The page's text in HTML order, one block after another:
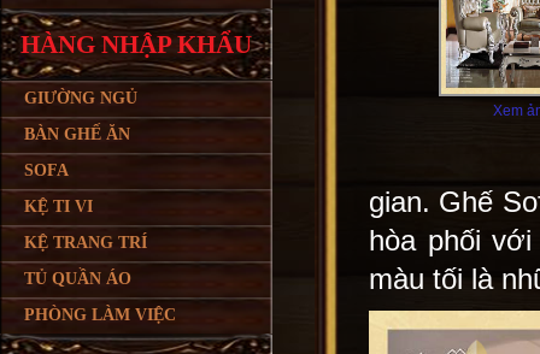
HÀNG NHẬP KHẨU
GIƯỜNG NGỦ
BÀN GHẾ ĂN
SOFA
KỆ TI VI
KỆ TRANG TRÍ
TỦ QUẦN ÁO
PHÒNG LÀM VIỆC
Xem
gian. Ghế
hòa phối
màu tối là